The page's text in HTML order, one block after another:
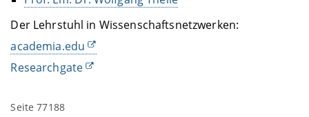
Der Lehrstuhl in Wissenschaftsnetzwerken:
academia.edu
Researchgate
Seite 77188